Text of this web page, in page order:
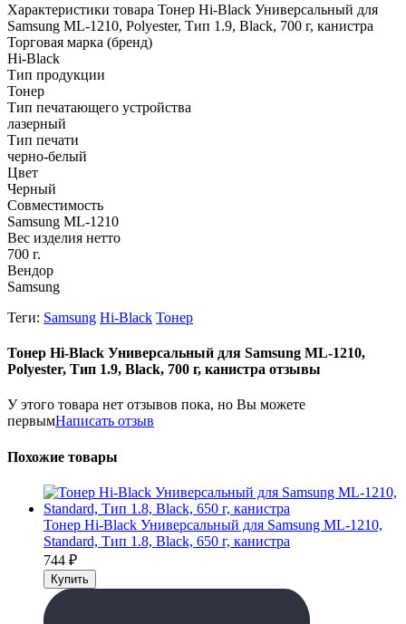
Характеристики товара Тонер Hi-Black Универсальный для
Samsung ML-1210, Polyester, Тип 1.9, Black, 700 г, канистра
Торговая марка (бренд)
Hi-Black
Тип продукции
Тонер
Тип печатающего устройства
лазерный
Тип печати
черно-белый
Цвет
Черный
Совместимость
Samsung ML-1210
Вес изделия нетто
700 г.
Вендор
Samsung
Теги: Samsung Hi-Black Тонер
Тонер Hi-Black Универсальный для Samsung ML-1210,
Polyester, Тип 1.9, Black, 700 г, канистра отзывы
У этого товара нет отзывов пока, но Вы можете
первымНаписать отзыв
Похожие товары
Тонер Hi-Black Универсальный для Samsung ML-1210,
Standard, Тип 1.8, Black, 650 г, канистра
744 ₽